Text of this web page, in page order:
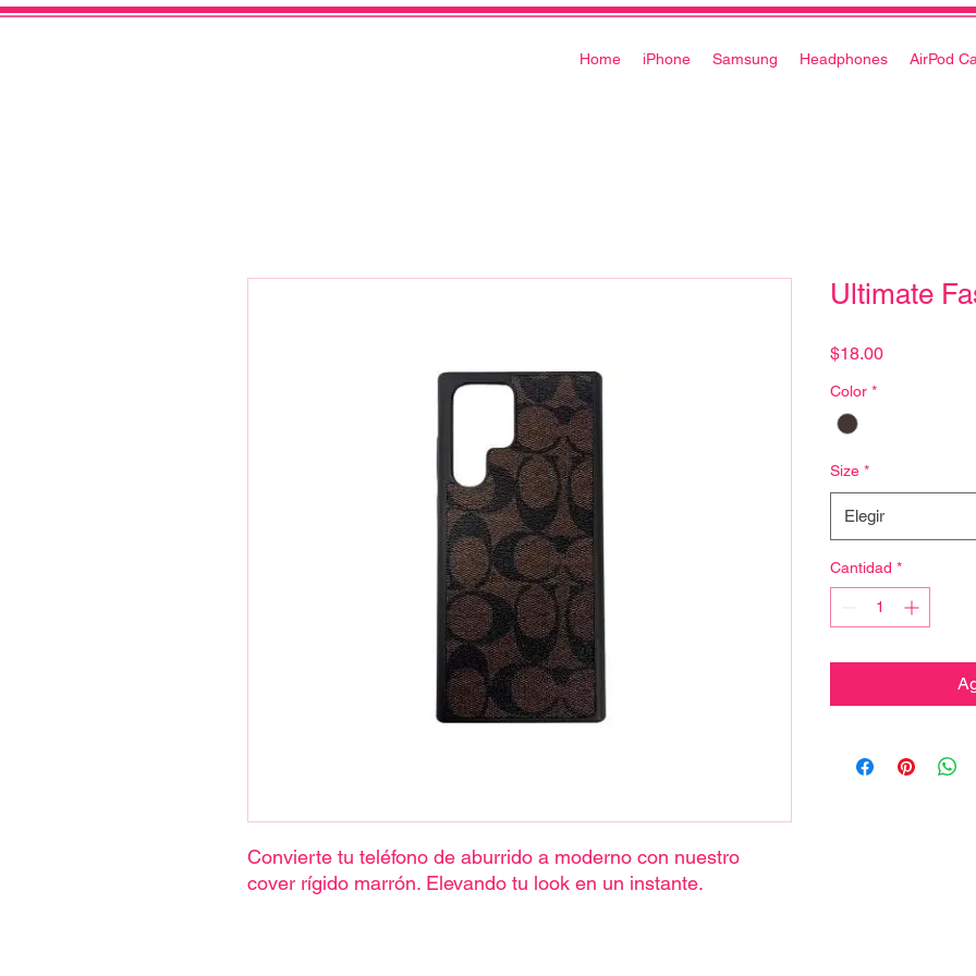
Home iPhone Samsung Headphones AirPod
Convierte tu teléfono de aburrido a moderno con nuestro
cover rígido marrón. Elevando tu look en un instante.
Ultimate
$18.00Precio
Color *
Size *
Elegir
Cantidad *